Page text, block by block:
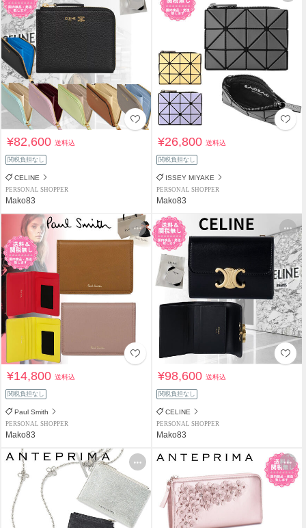
¥82,600送料込
関税負担なし
CELINE
PERSONAL SHOPPER
Mako83
¥26,800送料込
関税負担なし
ISSEY MIYAKE
PERSONAL SHOPPER
Mako83
¥14,800送料込
関税負担なし
Paul Smith
PERSONAL SHOPPER
Mako83
¥98,600送料込
関税負担なし
CELINE
PERSONAL SHOPPER
Mako83